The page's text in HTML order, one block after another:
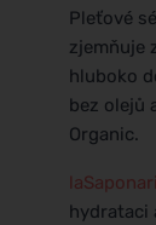
Pleťové
zjemňuje
hluboko
bez olejů
Organic.
hydrataci